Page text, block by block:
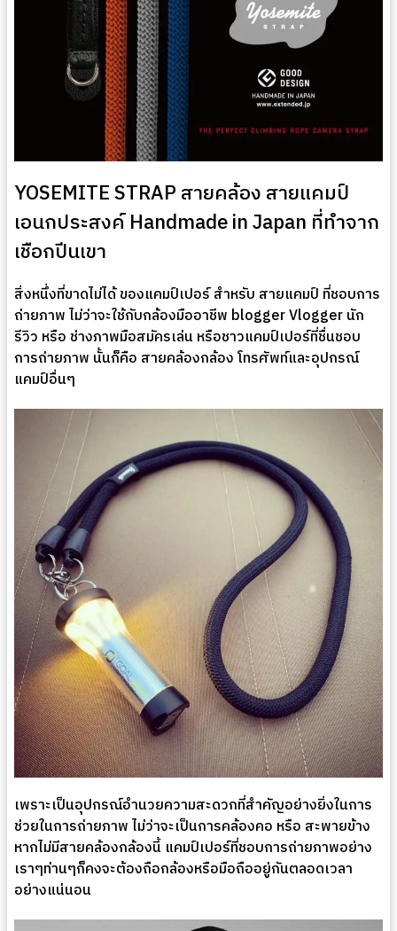
YOSEMITE STRAP สายคล้อง สายแคมป์
เอนกประสงค์ Handmade in Japan ที่ทำจาก
เชือกปีนเขา
สิ่งหนึ่งที่ขาดไม่ได้ ของแคมป์เปอร์ สำหรับ สายแคมป์ ที่ชอบการ
ถ่ายภาพ ไม่ว่าจะใช้กับกล้องมืออาชีพ blogger Vlogger นัก
รีวิว หรือ ช่างภาพมือสมัครเล่น หรือชาวแคมป์เปอร์ที่ชื่นชอบ
การถ่ายภาพ นั้นก็คือ สายคล้องกล้อง โทรศัพท์และอุปกรณ์
แคมป์อื่นๆ
เพราะเป็นอุปกรณ์อำนวยความสะดวกที่สำคัญอย่างยิ่งในการ
ช่วยในการถ่ายภาพ ไม่ว่าจะเป็นการคล้องคอ หรือ สะพายข้าง
หากไม่มีสายคล้องกล้องนี้ แคมป์เปอร์ที่ชอบการถ่ายภาพอย่าง
เราๆท่านๆก็คงจะต้องถือกล้องหรือมือถืออยู่กันตลอดเวลา
อย่างแน่นอน